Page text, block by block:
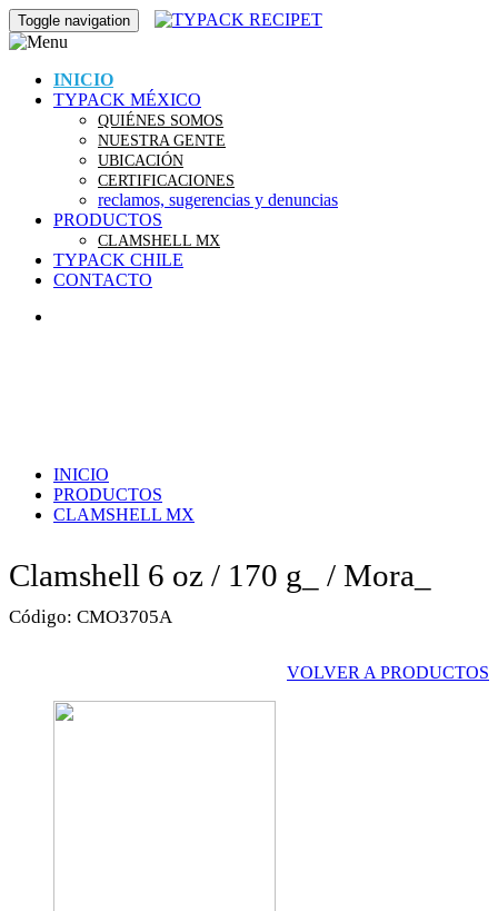
Toggle navigation
INICIO
TYPACK MÉXICO
QUIÉNES SOMOS
NUESTRA GENTE
UBICACIÓN
CERTIFICACIONES
reclamos, sugerencias y denuncias
PRODUCTOS
CLAMSHELL MX
TYPACK CHILE
CONTACTO
INICIO
PRODUCTOS
CLAMSHELL MX
Clamshell 6 oz / 170 g_ / Mora_
Código: CMO3705A
VOLVER A PRODUCTOS